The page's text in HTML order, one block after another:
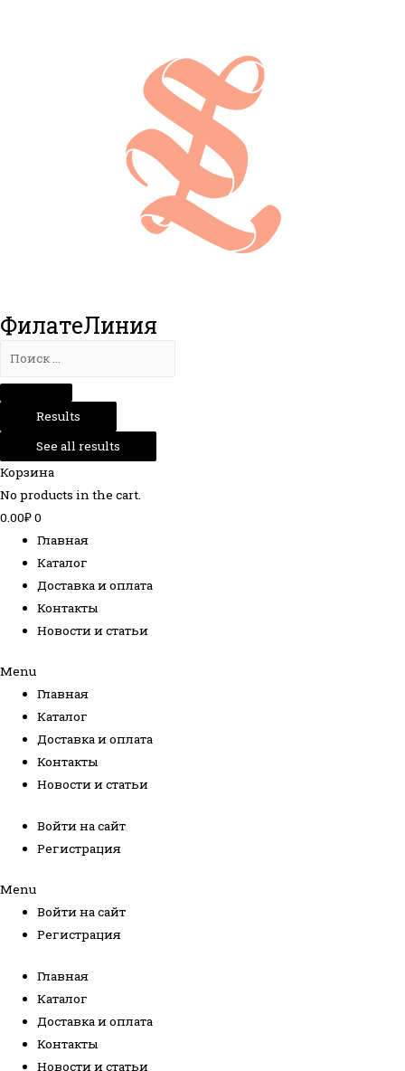
ФилатеЛиния
Results
See all results
Корзина
No products in the cart.
0.00₽0
Главная
Каталог
Доставка и оплата
Контакты
Новости и статьи
Menu
Главная
Каталог
Доставка и оплата
Контакты
Новости и статьи
Войти на сайт
Регистрация
Menu
Войти на сайт
Регистрация
Главная
Каталог
Доставка и оплата
Контакты
Новости и статьи